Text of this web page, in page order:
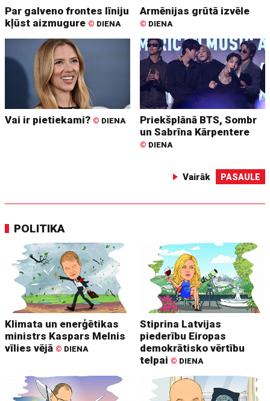
Par galveno frontes līniju
kļūst aizmugure © DIENA
Armēnijas grūtā izvēle
© DIENA
Vai ir pietiekami? © DIENA
Priekšplānā BTS, Sombr
un Sabrīna Kārpentere
© DIENA
Vairāk PASAULE
POLITIKA
Klimata un enerģētikas
ministrs Kaspars Melnis
vīlies vējā © DIENA
Stiprina Latvijas
piederību Eiropas
demokrātisko vērtību
telpai © DIENA